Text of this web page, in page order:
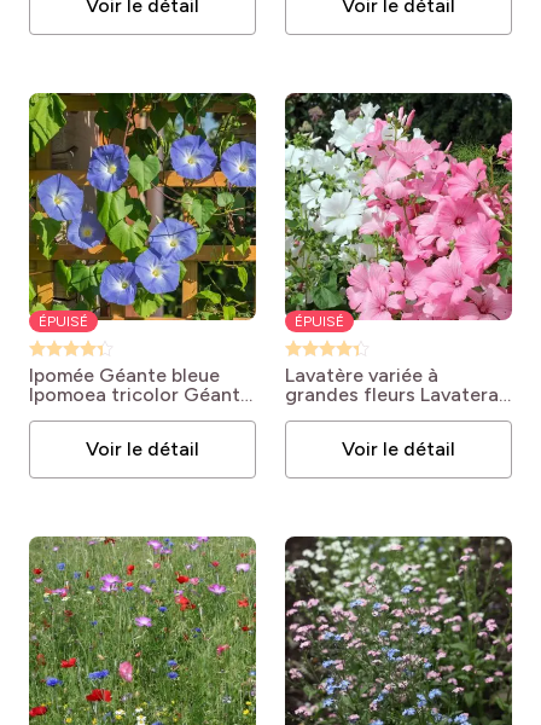
Voir le détail
Voir le détail
ÉPUISÉ
Ipomée Géante bleue
Ipomoea tricolor Géante
Voir le détail
ÉPUISÉ
Lavatère variée à
grandes fleurs Lavatera
Voir le détail